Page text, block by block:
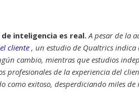
de inteligencia es real.A pesar de la
cliente , un estudio de Qualtrics indica
cambio, mientras que estudios
profesionales de la experiencia del
como exitoso, desperdiciando miles de